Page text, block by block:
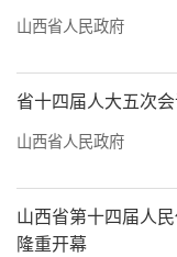
山西省人民政府
省十四届人大五次
山西省人民政府
山西省第十四届人
隆重开幕